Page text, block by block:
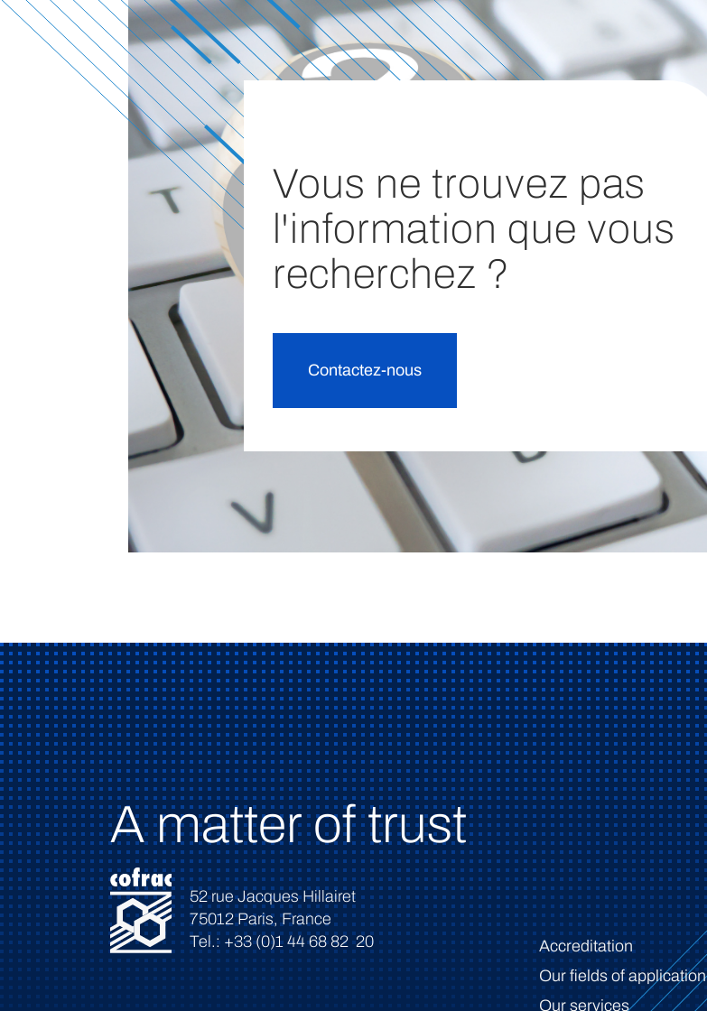
Vous ne trouvez pas
l'information que vous
recherchez ?
Contactez-nous
A matter of trust
52 rue Jacques Hillairet
75012 Paris, France
Tel.: +33 (0)1 44 68 82 20
Accreditation
Our fields of application
Our services